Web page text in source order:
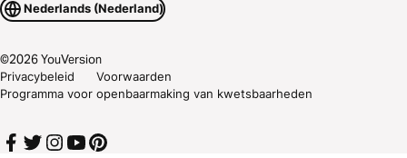
Nederlands (Nederland)
©2026YouVersion
Privacybeleid
Voorwaarden
Programma voor openbaarmaking van kwetsbaarheden